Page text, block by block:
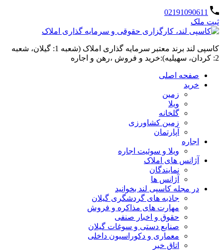
02191090611
ثبت ملک
کاسپی لند برند معتبر سرمایه گذاری املاک (شعبه 1: گیلان، شعبه
2: کردان، سهیلیه):خرید و فروش ،رهن و اجاره
صفحه اصلی
خرید
زمین
ویلا
گلخانه
زمین کشاورزی
آپارتمان
اجاره
ویلا و سوئیت اجاره
آژانس های املاک
نمایندگان
آژانس ها
در مجله کاسپی لند بخوانید
جاذبه های گردشگری گیلان
مهارت های مذاکره و فروش
حقوق و اخبار صنفی
صنایع دستی و سوغات گیلان
معماری و دکوراسیون داخلی
اتاق خبر